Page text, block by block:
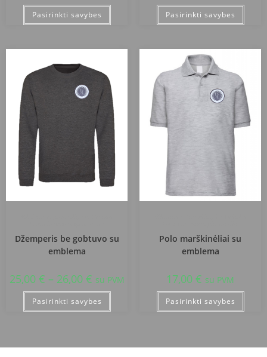
Pasirinkti savybes Pasirinkti savybes
Džemperis be gobtuvo su
emblema
25,00 € – 26,00 € su PVM
Pasirinkti savybes
Polo marškinėliai su
emblema
17,00 € su PVM
Pasirinkti savybes